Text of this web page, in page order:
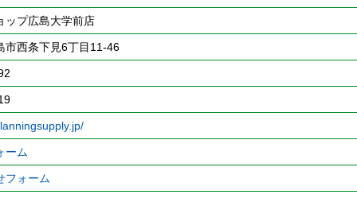
ップ広島大学前店
市西条下見6丁目11-46
ーム
フォーム